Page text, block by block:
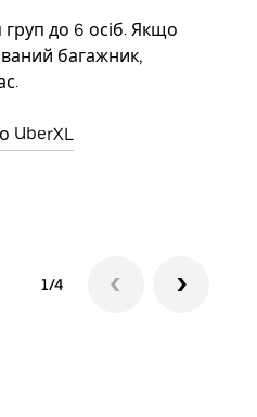
до 6 осіб. Якщо
багажник,
UberXL
1/4